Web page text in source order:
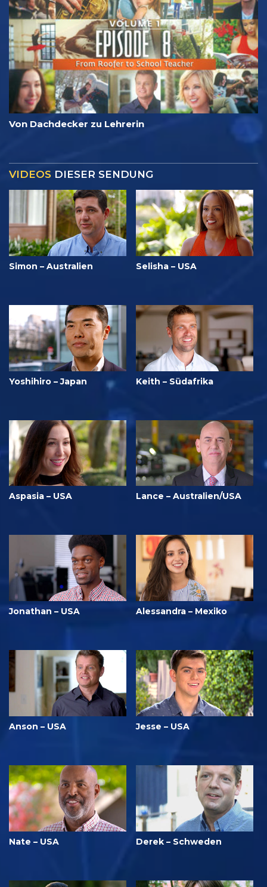
Von Dachdecker zu Lehrerin
VIDEOS DIESER SENDUNG
Simon – Australien Selisha – USA
Yoshihiro – Japan Keith – Südafrika
Aspasia – USA Lance – Australien/USA
Jonathan – USA Alessandra – Mexiko
Anson – USA Jesse – USA
Nate – USA Derek – Schweden